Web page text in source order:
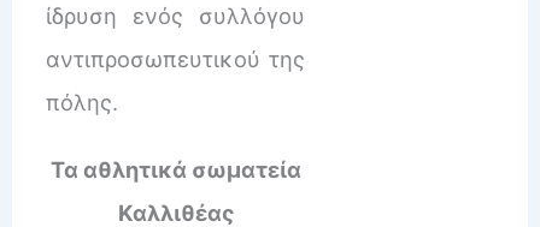
ίδρυση ενός συλλόγου
αντιπροσωπευτικού της
πόλης.
Τα αθλητικά σωματεία
Καλλιθέας